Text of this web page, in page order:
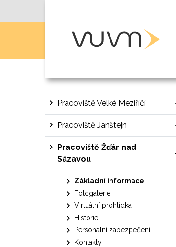
Pracoviště Velké Meziříčí
Pracoviště Janštejn
Pracoviště Žďár nad
Sázavou
Základní informace
Fotogalerie
Virtuální prohlídka
Historie
Personální zabezpečení
Kontakty